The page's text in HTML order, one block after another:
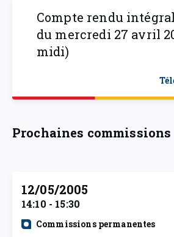
Compte rendu
du mercredi 27 avril
midi)
Prochaines commissions
12/05/2005
14:10 - 15:30
Commissions permanentes